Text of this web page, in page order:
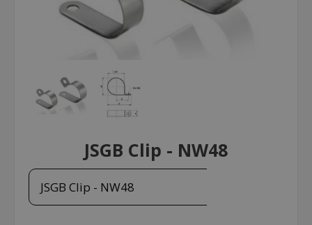
JSGB Clip - NW48
JSGB Clip - NW48